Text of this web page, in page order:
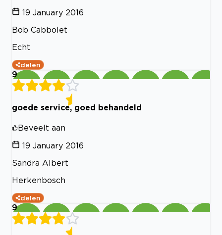
19 January 2016
Bob Cabbolet
Echt
delen
9
goede service, goed behandeld
Beveelt aan
19 January 2016
Sandra Albert
Herkenbosch
delen
9